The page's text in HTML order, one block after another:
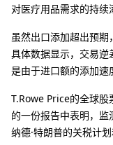
对医疗用品需求的持续
虽然出口添加超出预期
具体数据显示，交易
是由于进口额的添加速
T.Rowe Price的全球
的一份报告中表明，
纳德·特朗普的关税计